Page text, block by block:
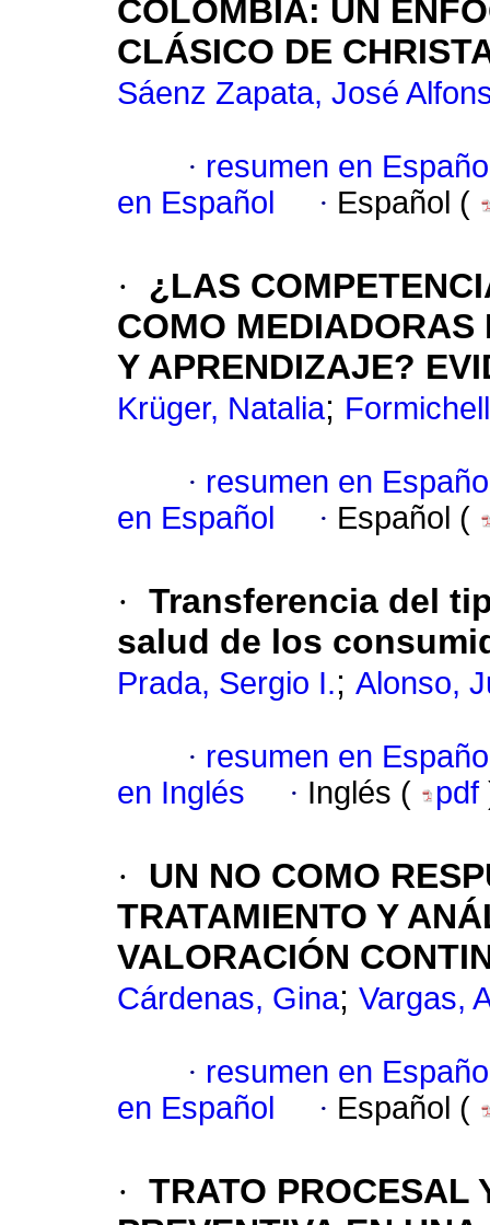
COLOMBIA: UN
CLÁSICO DE
Sáenz Zapata, José
· resumen en
en Español
· Español (
·
¿LAS
COMO MEDIADORAS
Y APRENDIZAJE?
Krüger, Natalia;
· resumen en
en Español
· Español (
· Transferencia del
salud de los
Prada, Sergio I.; Alonso,
· resumen en
en Inglés
· Inglés ( pdf
·
UN NO COMO
TRATAMIENTO Y
VALORACIÓN
Cárdenas, Gina; Vargas,
· resumen en
en Español
· Español (
· TRATO PROCESAL